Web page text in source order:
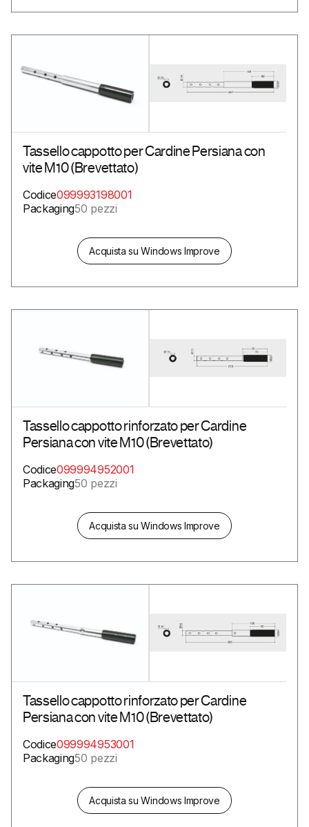
Tassello cappotto per Cardine Persiana con
vite M10 (Brevettato)
Codice099993198001
Packaging50 pezzi
Acquista su Windows Improve
Tassello cappotto rinforzato per Cardine
Persiana con vite M10 (Brevettato)
Codice099994952001
Packaging50 pezzi
Acquista su Windows Improve
Tassello cappotto rinforzato per Cardine
Persiana con vite M10 (Brevettato)
Codice099994953001
Packaging50 pezzi
Acquista su Windows Improve